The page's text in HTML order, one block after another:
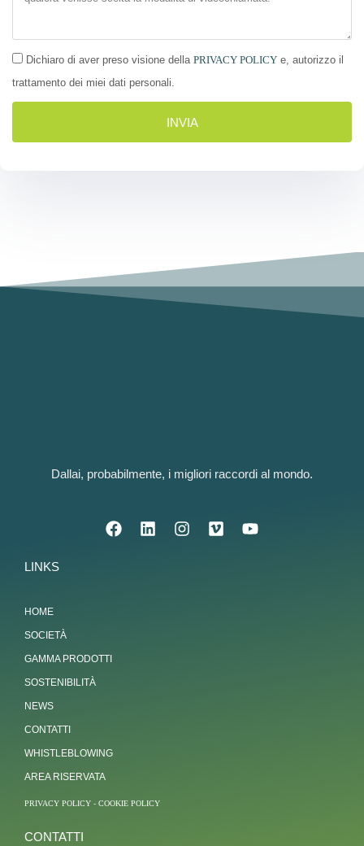
Dichiaro di aver preso visione della PRIVACY POLICY e, autorizzo il
trattamento dei miei dati personali.
INVIA
Dallai, probabilmente, i migliori raccordi al mondo.
LINKS
HOME
SOCIETÀ
GAMMA PRODOTTI
SOSTENIBILITÀ
NEWS
CONTATTI
WHISTLEBLOWING
AREA RISERVATA
PRIVACY POLICY - COOKIE POLICY
CONTATTI